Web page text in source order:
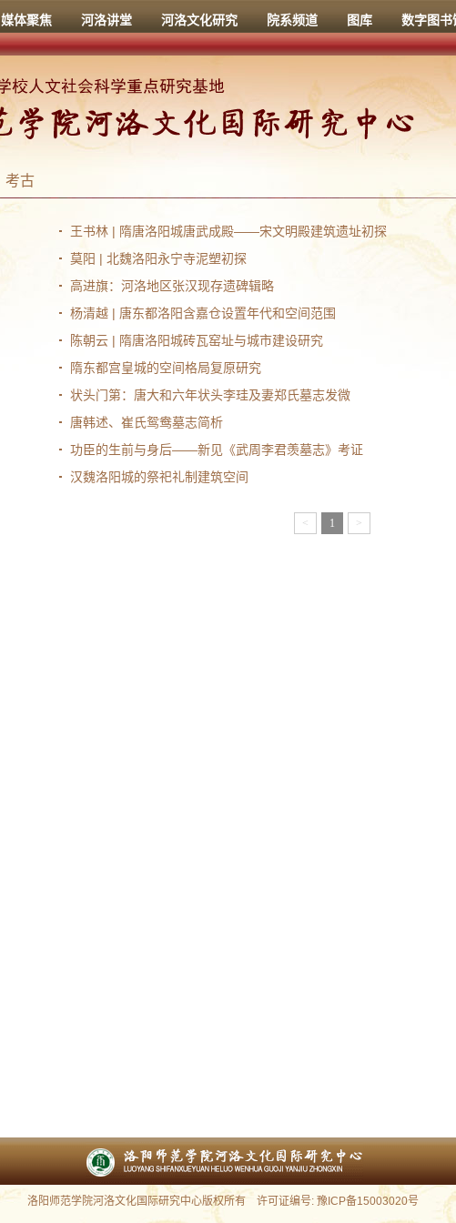
媒体聚焦 河洛讲堂 河洛文化研究 院系频道 图库 数字图书
考古
王书林 | 隋唐洛阳城唐武成殿——宋文明殿建筑遗址初探
莫阳 | 北魏洛阳永宁寺泥塑初探
高进旗：河洛地区张汉现存遗碑辑略
杨清越 | 唐东都洛阳含嘉仓设置年代和空间范围
陈朝云 | 隋唐洛阳城砖瓦窑址与城市建设研究
隋东都宫皇城的空间格局复原研究
状头门第：唐大和六年状头李珪及妻郑氏墓志发微
唐韩述、崔氏鸳鸯墓志简析
功臣的生前与身后——新见《武周李君羡墓志》考证
汉魏洛阳城的祭祀礼制建筑空间
< 1 >
洛阳师范学院河洛文化国际研究中心版权所有 许可证编号: 豫ICP备15003020号